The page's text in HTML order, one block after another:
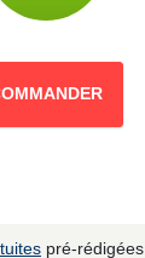
pré-